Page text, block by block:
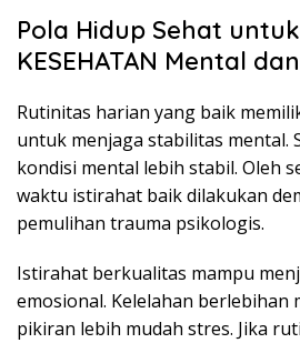
Pola Hidup Sehat
KESEHATAN Mental
Rutinitas harian yang baik
untuk menjaga stabilitas mental.
kondisi mental lebih stabil. Oleh
waktu istirahat baik dilakukan
pemulihan trauma psikologis.
Istirahat berkualitas mampu
emosional. Kelelahan berlebihan
pikiran lebih mudah stres. Jika